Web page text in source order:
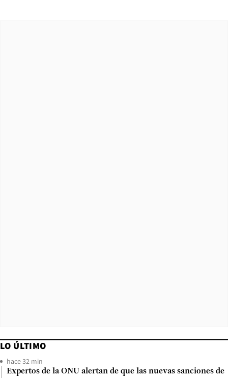
LO ÚLTIMO
hace 32 min
Expertos de la ONU alertan de que las nuevas sanciones de